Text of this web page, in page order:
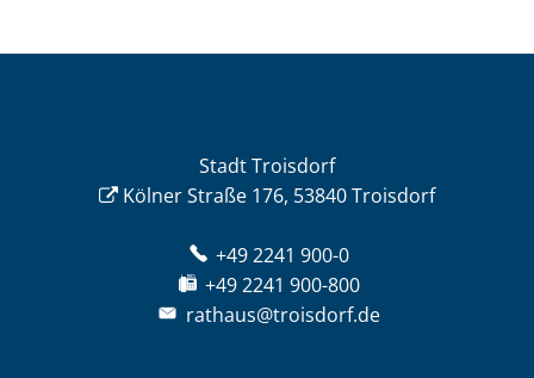
Stadt Troisdorf
Kölner Straße 176, 53840 Troisdorf
+49 2241 900-0
+49 2241 900-800
rathaus@troisdorf.de